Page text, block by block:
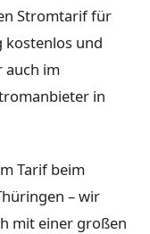
Stromtarif für
kostenlos und
auch im
in
Tarif beim
– wir
mit einer großen